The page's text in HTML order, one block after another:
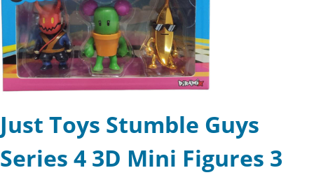
Just Toys Stumble Guys
Series 4 3D Mini Figures 3